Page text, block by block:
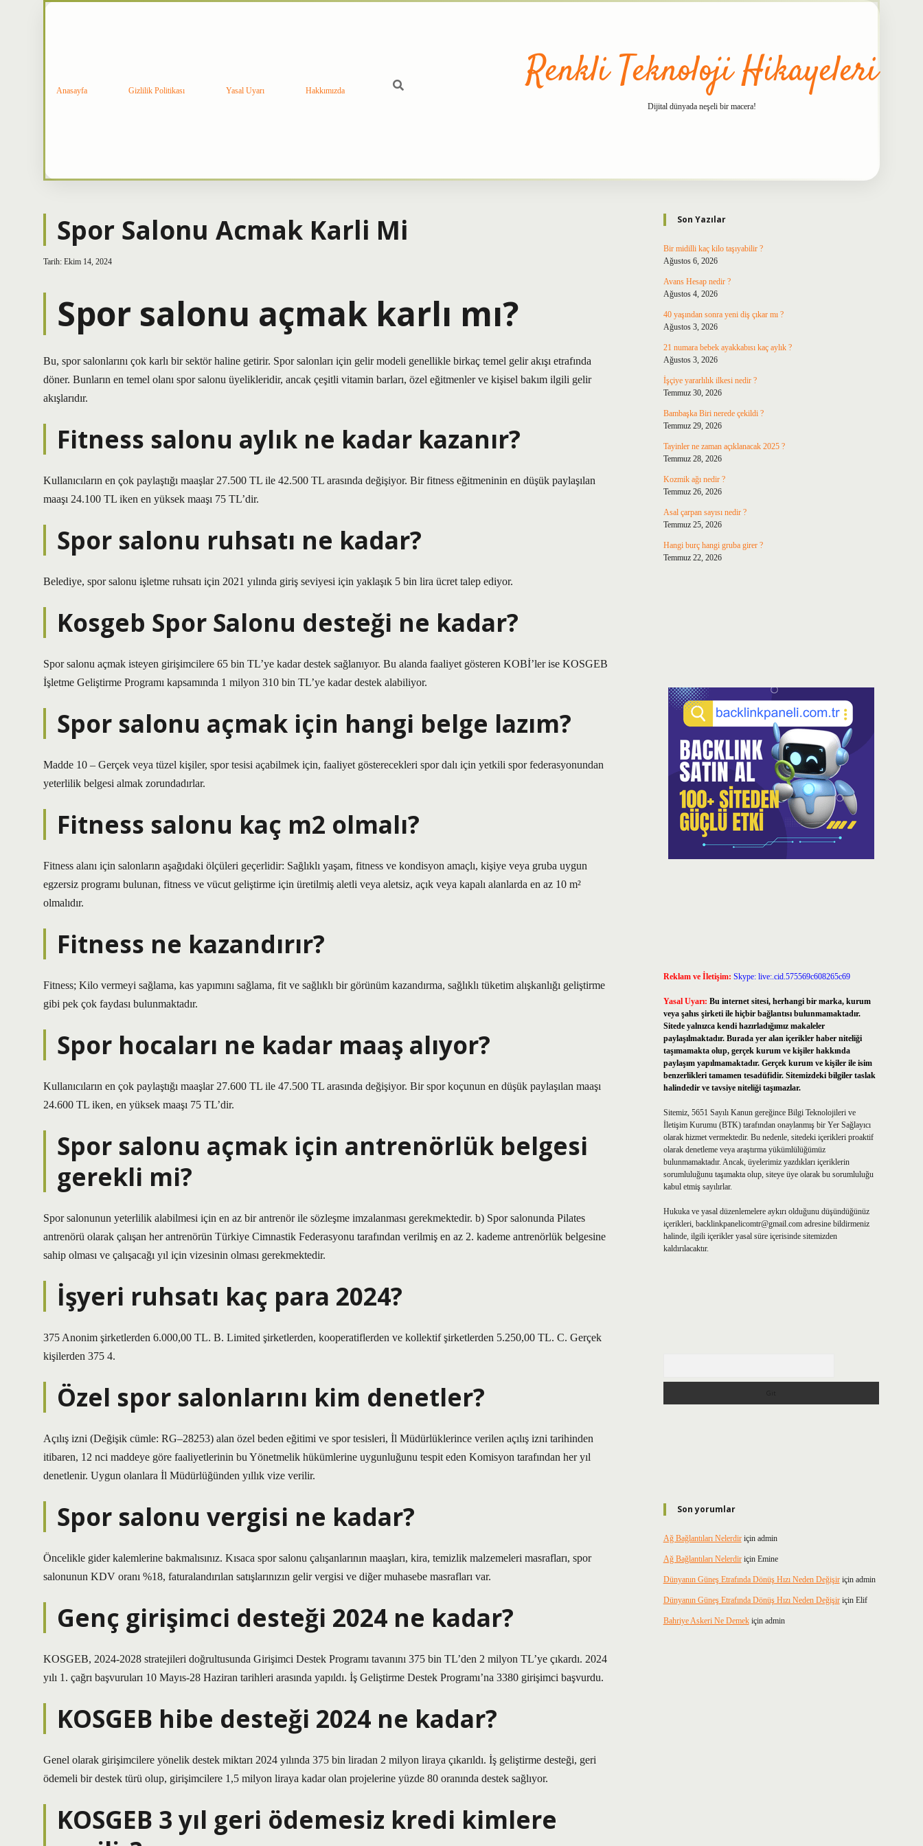
Anasayfa Gizlilik Politikası Yasal Uyarı Hakkımızda Renkli Teknoloji Hikayeleri
Dijital dünyada neşeli bir macera!
Spor Salonu Acmak Karli Mi
Tarih: Ekim 14, 2024
Spor salonu açmak karlı mı?
Bu, spor salonlarını çok karlı bir sektör haline getirir. Spor salonları için gelir modeli genellikle birkaç temel gelir akışı etrafında
döner. Bunların en temel olanı spor salonu üyelikleridir, ancak çeşitli vitamin barları, özel eğitmenler ve kişisel bakım ilgili gelir
akışlarıdır.
Fitness salonu aylık ne kadar kazanır?
Kullanıcıların en çok paylaştığı maaşlar 27.500 TL ile 42.500 TL arasında değişiyor. Bir fitness eğitmeninin en düşük paylaşılan
maaşı 24.100 TL iken en yüksek maaşı 75 TL’dir.
Spor salonu ruhsatı ne kadar?
Belediye, spor salonu işletme ruhsatı için 2021 yılında giriş seviyesi için yaklaşık 5 bin lira ücret talep ediyor.
Kosgeb Spor Salonu desteği ne kadar?
Spor salonu açmak isteyen girişimcilere 65 bin TL’ye kadar destek sağlanıyor. Bu alanda faaliyet gösteren KOBİ’ler ise KOSGEB
İşletme Geliştirme Programı kapsamında 1 milyon 310 bin TL’ye kadar destek alabiliyor.
Spor salonu açmak için hangi belge lazım?
Madde 10 – Gerçek veya tüzel kişiler, spor tesisi açabilmek için, faaliyet gösterecekleri spor dalı için yetkili spor federasyonundan
yeterlilik belgesi almak zorundadırlar.
Fitness salonu kaç m2 olmalı?
Fitness alanı için salonların aşağıdaki ölçüleri geçerlidir: Sağlıklı yaşam, fitness ve kondisyon amaçlı, kişiye veya gruba uygun
egzersiz programı bulunan, fitness ve vücut geliştirme için üretilmiş aletli veya aletsiz, açık veya kapalı alanlarda en az 10 m²
olmalıdır.
Fitness ne kazandırır?
Fitness; Kilo vermeyi sağlama, kas yapımını sağlama, fit ve sağlıklı bir görünüm kazandırma, sağlıklı tüketim alışkanlığı geliştirme
gibi pek çok faydası bulunmaktadır.
Spor hocaları ne kadar maaş alıyor?
Kullanıcıların en çok paylaştığı maaşlar 27.600 TL ile 47.500 TL arasında değişiyor. Bir spor koçunun en düşük paylaşılan maaşı
24.600 TL iken, en yüksek maaşı 75 TL’dir.
Spor salonu açmak için antrenörlük belgesi
gerekli mi?
Spor salonunun yeterlilik alabilmesi için en az bir antrenör ile sözleşme imzalanması gerekmektedir. b) Spor salonunda Pilates
antrenörü olarak çalışan her antrenörün Türkiye Cimnastik Federasyonu tarafından verilmiş en az 2. kademe antrenörlük belgesine
sahip olması ve çalışacağı yıl için vizesinin olması gerekmektedir.
İşyeri ruhsatı kaç para 2024?
375 Anonim şirketlerden 6.000,00 TL. B. Limited şirketlerden, kooperatiflerden ve kollektif şirketlerden 5.250,00 TL. C. Gerçek
kişilerden 375 4.
Özel spor salonlarını kim denetler?
Açılış izni (Değişik cümle: RG–28253) alan özel beden eğitimi ve spor tesisleri, İl Müdürlüklerince verilen açılış izni tarihinden
itibaren, 12 nci maddeye göre faaliyetlerinin bu Yönetmelik hükümlerine uygunluğunu tespit eden Komisyon tarafından her yıl
denetlenir. Uygun olanlara İl Müdürlüğünden yıllık vize verilir.
Spor salonu vergisi ne kadar?
Öncelikle gider kalemlerine bakmalısınız. Kısaca spor salonu çalışanlarının maaşları, kira, temizlik malzemeleri masrafları, spor
salonunun KDV oranı %18, faturalandırılan satışlarınızın gelir vergisi ve diğer muhasebe masrafları var.
Genç girişimci desteği 2024 ne kadar?
KOSGEB, 2024-2028 stratejileri doğrultusunda Girişimci Destek Programı tavanını 375 bin TL’den 2 milyon TL’ye çıkardı. 2024
yılı 1. çağrı başvuruları 10 Mayıs-28 Haziran tarihleri ​​arasında yapıldı. İş Geliştirme Destek Programı’na 3380 girişimci başvurdu.
KOSGEB hibe desteği 2024 ne kadar?
Genel olarak girişimcilere yönelik destek miktarı 2024 yılında 375 bin liradan 2 milyon liraya çıkarıldı. İş geliştirme desteği, geri
ödemeli bir destek türü olup, girişimcilere 1,5 milyon liraya kadar olan projelerine yüzde 80 oranında destek sağlıyor.
KOSGEB 3 yıl geri ödemesiz kredi kimlere
Sidebar
Son Yazılar
Bir midilli kaç kilo taşıyabilir ?
Ağustos 6, 2026
Avans Hesap nedir ?
Ağustos 4, 2026
40 yaşından sonra yeni diş çıkar mı ?
Ağustos 3, 2026
21 numara bebek ayakkabısı kaç aylık ?
Ağustos 3, 2026
İşçiye yararlılık ilkesi nedir ?
Temmuz 30, 2026
Bambaşka Biri nerede çekildi ?
Temmuz 29, 2026
Tayinler ne zaman açıklanacak 2025 ?
Temmuz 28, 2026
Kozmik ağı nedir ?
Temmuz 26, 2026
Asal çarpan sayısı nedir ?
Temmuz 25, 2026
Hangi burç hangi gruba girer ?
Temmuz 22, 2026
Reklam ve İletişim: Skype: live:.cid.575569c608265c69
Yasal Uyarı: Bu internet sitesi, herhangi bir marka, kurum
veya şahıs şirketi ile hiçbir bağlantısı bulunmamaktadır.
Sitede yalnızca kendi hazırladığımız makaleler
paylaşılmaktadır. Burada yer alan içerikler haber niteliği
taşımamakta olup, gerçek kurum ve kişiler hakkında
paylaşım yapılmamaktadır. Gerçek kurum ve kişiler ile isim
benzerlikleri tamamen tesadüfidir. Sitemizdeki bilgiler taslak
halindedir ve tavsiye niteliği taşımazlar.
Sitemiz, 5651 Sayılı Kanun gereğince Bilgi Teknolojileri ve
İletişim Kurumu (BTK) tarafından onaylanmış bir Yer Sağlayıcı
olarak hizmet vermektedir. Bu nedenle, sitedeki içerikleri proaktif
olarak denetleme veya araştırma yükümlülüğümüz
bulunmamaktadır. Ancak, üyelerimiz yazdıkları içeriklerin
sorumluluğunu taşımakta olup, siteye üye olarak bu sorumluluğu
kabul etmiş sayılırlar.
Hukuka ve yasal düzenlemelere aykırı olduğunu düşündüğünüz
içerikleri, backlinkpanelicomtr@gmail.comadresine bildirmeniz
halinde, ilgili içerikler yasal süre içerisinde sitemizden
kaldırılacaktır.
Son yorumlar
Ağ Bağlantıları Nelerdiriçin admin
Ağ Bağlantıları Nelerdiriçin Emine
Dünyanın Güneş Etrafında Dönüş Hızı Neden Değişiriçin admin
Dünyanın Güneş Etrafında Dönüş Hızı Neden Değişiriçin Elif
Bahriye Askeri Ne Demekiçin admin